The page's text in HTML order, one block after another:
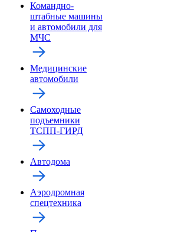
Командно-
штабные машины
и автомобили для
МЧС
Медицинские
автомобили
Самоходные
подъемники
ТСПП-ГИРД
Автодома
Аэродромная
спецтехника